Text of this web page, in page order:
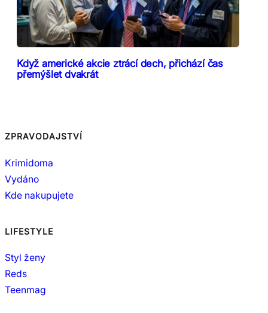
Když americké akcie ztrácí dech, přichází čas
přemýšlet dvakrát
ZPRAVODAJSTVÍ
Krimidoma
Vydáno
Kde nakupujete
LIFESTYLE
Styl ženy
Reds
Teenmag